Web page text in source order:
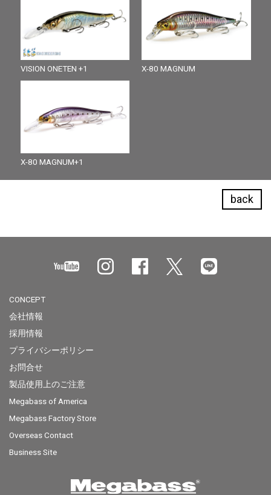
VISION ONETEN +1 X-80 MAGNUM
X-80 MAGNUM+1
back
CONCEPT
会社情報
採用情報
プライバシーポリシー
お問合せ
製品使用上のご注意
Megabass of America
Megabass Factory Store
Overseas Contact
Business Site